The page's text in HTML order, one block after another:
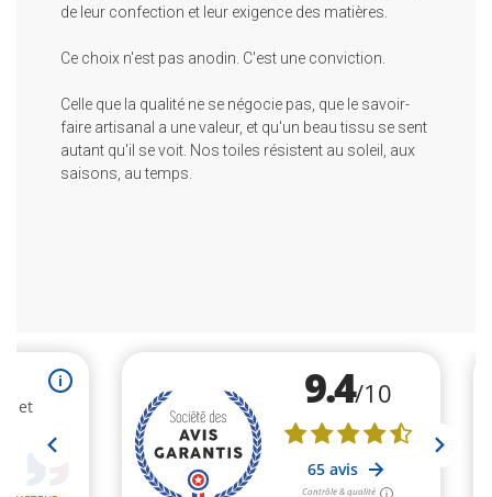
de leur confection et leur exigence des matières.
Ce choix n'est pas anodin. C'est une conviction.
Celle que la qualité ne se négocie pas, que le savoir-
faire artisanal a une valeur, et qu'un beau tissu se sent
autant qu'il se voit. Nos toiles résistent au soleil, aux
saisons, au temps.